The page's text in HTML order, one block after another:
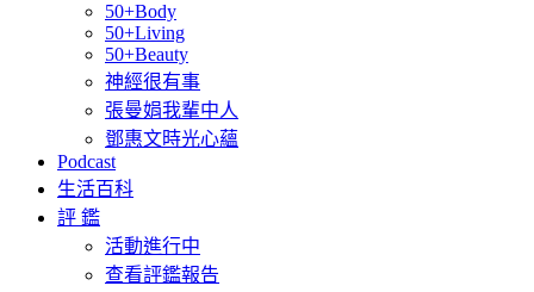
50+Body
50+Living
50+Beauty
神經很有事
張曼娟我輩中人
鄧惠文時光心蘊
Podcast
生活百科
評 鑑
活動進行中
查看評鑑報告